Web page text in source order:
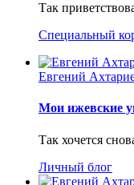
Так
Специальный
Евгений
Мои ижевские
Так хочется
Личный блог